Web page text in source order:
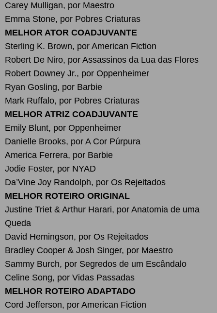
Carey Mulligan, por Maestro
Emma Stone, por Pobres Criaturas
MELHOR ATOR COADJUVANTE
Sterling K. Brown, por American Fiction
Robert De Niro, por Assassinos da Lua das Flores
Robert Downey Jr., por Oppenheimer
Ryan Gosling, por Barbie
Mark Ruffalo, por Pobres Criaturas
MELHOR ATRIZ COADJUVANTE
Emily Blunt, por Oppenheimer
Danielle Brooks, por A Cor Púrpura
America Ferrera, por Barbie
Jodie Foster, por NYAD
Da’Vine Joy Randolph, por Os Rejeitados
MELHOR ROTEIRO ORIGINAL
Justine Triet & Arthur Harari, por Anatomia de uma
Queda
David Hemingson, por Os Rejeitados
Bradley Cooper & Josh Singer, por Maestro
Sammy Burch, por Segredos de um Escândalo
Celine Song, por Vidas Passadas
MELHOR ROTEIRO ADAPTADO
Cord Jefferson, por American Fiction